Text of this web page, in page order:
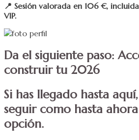
📍 Sesión valorada en 106 €,
VIP.
Da el siguiente paso:
construir tu 2026
Si has llegado hasta
seguir como hasta
opción.